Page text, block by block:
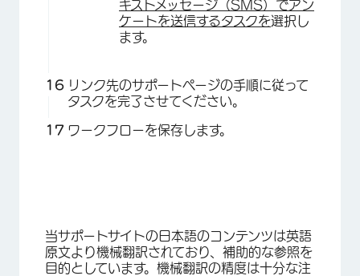
キストメッセージ（SMS）でアン
ケートを送信するタスクを選択し
ます。
リンク先のサポートページの手順に従って
タスクを完了させてください。
ワークフローを保存します。
当サポートサイトの日本語のコンテンツは英語
原文より機械翻訳されており、補助的な参照を
目的としています。機械翻訳の精度は十分な注